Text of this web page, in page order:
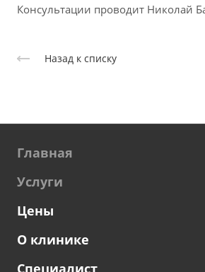
Консультации проводит Николай
Назад к списку
Главная
Услуги
Цены
О клинике
Специалист